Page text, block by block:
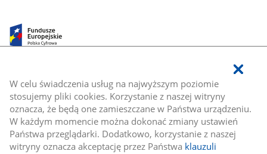
W celu świadczenia usług na najwyższym poziomie
stosujemy pliki cookies. Korzystanie z naszej witryny
oznacza, że będą one zamieszczane w Państwa urządzeniu.
W każdym momencie można dokonać zmiany ustawień
Państwa przeglądarki. Dodatkowo, korzystanie z naszej
witryny oznacza akceptację przez Państwa klauzuli